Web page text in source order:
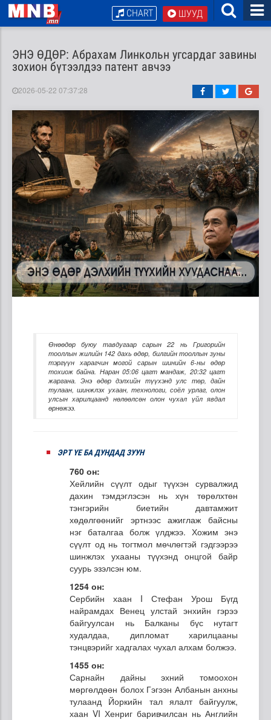
ШУУД
CHART
ЭНЭ ӨДӨР: Абрахам Линкольн угсардаг завины
зохион бүтээлдээ патент авчээ
2026-05-22 07:37:28
Өнөөдөр буюу тавдугаар сарын 22 нь Григорийн
тооллын жилийн 142 дахь өдөр, билгийн тооллын зуны
тэргүүн харагчин могой сарын шинийн 6-ны өдөр
тохиож байна. Наран 05:06 цагт мандаж, 20:32 цагт
жаргана. Энэ өдөр дэлхийн түүхэнд улс төр, дайн
тулаан, шинжлэх ухаан, технологи, соёл урлаг, олон
улсын харилцаанд нөлөөлсөн олон чухал үйл явдал
өрнөжээ.
ЭРТ ҮЕ БА ДУНДАД ЗУУН
760 он:
Хейлийн сүүлт одыг түүхэн сурвалжид
дахин тэмдэглэсэн нь хүн төрөлхтөн
тэнгэрийн биетийн давтамжит
хөдөлгөөнийг эртнээс ажиглаж байсны
нэг баталгаа болж үлджээ. Хожим энэ
сүүлт од нь тогтмол мөчлөгтэй гэдгээрээ
шинжлэх ухааны түүхэнд онцгой байр
суурь эзэлсэн юм.
1254 он:
Сербийн хаан I Стефан Урош Бүгд
найрамдах Венец улстай энхийн гэрээ
байгуулсан нь Балканы бүс нутагт
худалдаа, дипломат харилцааны
тэнцвэрийг хадгалах чухал алхам болжээ.
1455 он:
Сарнайн дайны эхний томоохон
мөргөлдөөн болох Гэгээн Албанын анхны
тулаанд Йоркийн тал ялалт байгуулж,
хаан VI Хенриг баривчилсан нь Английн